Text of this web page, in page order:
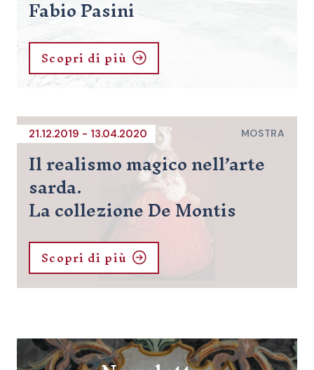
Scopri di più
21.12.2019 - 13.04.2020 MOSTRA
Il realismo magico nell’arte
sarda.
La collezione De Montis
Scopri di più
Newsletter